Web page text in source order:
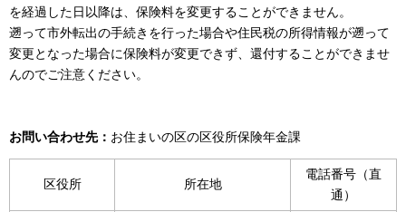
を経過した日以降は、保険料を変更することができません。
遡って市外転出の手続きを行った場合や住民税の所得情報が遡って
変更となった場合に保険料が変更できず、還付することができませ
んのでご注意ください。
お問い合わせ先： お住まいの区の区役所保険年金課
区役所 所在地
電話番号（直
通）